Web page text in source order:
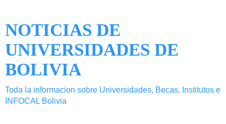
NOTICIAS DE
UNIVERSIDADES DE
BOLIVIA
Toda la informacion sobre Universidades, Becas, Institutos e
INFOCAL Bolivia